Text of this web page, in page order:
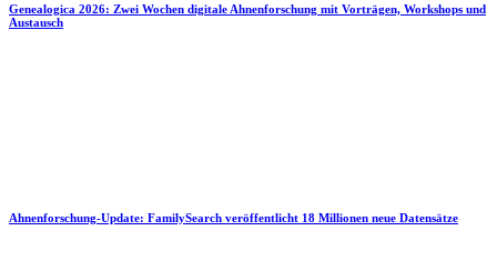
Genealogica 2026: Zwei Wochen digitale Ahnenforschung mit Vorträgen, Workshops und
Austausch
Ahnenforschung-Update: FamilySearch veröffentlicht 18 Millionen neue Datensätze